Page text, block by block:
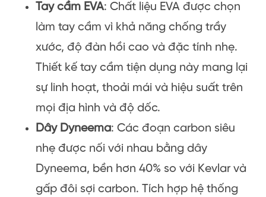
Tay cầm EVA: Chất liệu EVA được chọn
làm tay cầm vì khả năng chống trầy
xước, độ đàn hồi cao và đặc tính nhẹ.
Thiết kế tay cầm tiện dụng này mang lại
sự linh hoạt, thoải mái và hiệu suất trên
mọi địa hình và độ dốc.
Dây Dyneema: Các đoạn carbon siêu
nhẹ được nối với nhau bằng dây
Dyneema, bền hơn 40% so với Kevlar và
gấp đôi sợi carbon. Tích hợp hệ thống